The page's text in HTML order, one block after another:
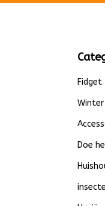
Fidget
Doe